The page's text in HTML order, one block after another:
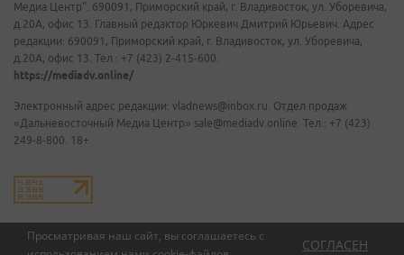
Просматривая наш сайт, вы соглашаетесь с
СОГЛАСЕН
Медиа Центр". 690091, Приморский край, г. Владивосток, ул. Уборевича,
д.20А, офис 13. Главный редактор Юркевич Дмитрий Юрьевич. Адрес
редакции: 690091, Приморский край, г. Владивосток, ул. Уборевича,
д.20А, офис 13. Тел.: +7 (423) 2-415-600.
https://mediadv.online/
Электронный адрес редакции: vladnews@inbox.ru. Отдел продаж
«Дальневосточный Медиа Центр» sale@mediadv.online. Тел.: +7 (423)
249-8-800. 18+